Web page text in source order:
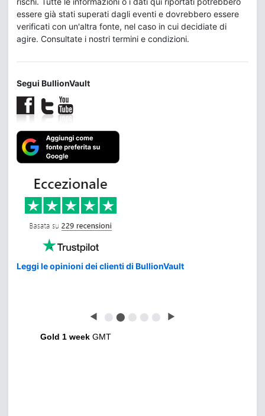
essere già stati superati dagli eventi e dovrebbero essere
verificati con un'altra fonte, nel caso in cui decidiate di
agire. Consultate i nostri termini e condizioni.
Segui BullionVault
Leggi le opinioni dei clienti di BullionVault
◀ ⬤ ⬤ ⬤ ⬤ ⬤ ▶
Gold 1 week GMT